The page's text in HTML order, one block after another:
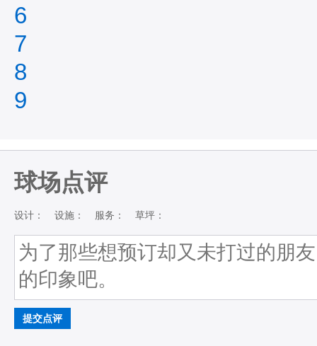
6
7
8
9
球场点评
设计： 设施： 服务： 草坪：
提交点评